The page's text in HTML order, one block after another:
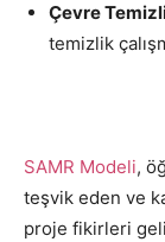
Çevre
temizlik
SAMR Modeli,
teşvik eden ve
proje fikirleri